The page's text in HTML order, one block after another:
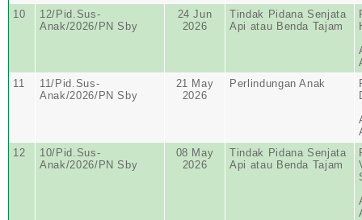
10
12/Pid.Sus-
Anak/2026/PN Sby
24 Jun
2026
Tindak Pidana Senjata
Api atau Benda Tajam
11
11/Pid.Sus-
Anak/2026/PN Sby
21 May
2026
Perlindungan Anak
12
10/Pid.Sus-
Anak/2026/PN Sby
08 May
2026
Tindak Pidana Senjata
Api atau Benda Tajam